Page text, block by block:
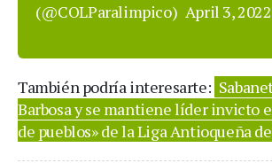
(@COLParalimpico) April 3, 2022
También podría interesarte:
Barbosa y se mantiene líder invicto
de pueblos» de la Liga Antioqueña